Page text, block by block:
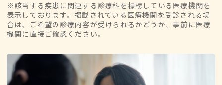
※該当する疾患に関連する診療科を標榜している医療機関を
表示しております。掲載されている医療機関を受診される場
合は、ご希望の診療内容が受けられるかどうか、事前に医療
機関に直接ご確認ください。